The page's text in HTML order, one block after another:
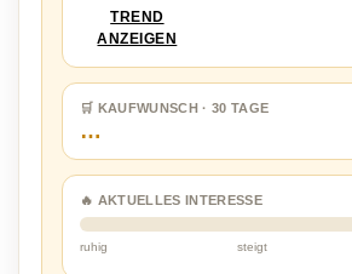
TREND
ANZEIGEN
🛒 KAUFWUNSCH · 30 TAGE
…
🔥 AKTUELLES INTERESSE
ruhig steigt